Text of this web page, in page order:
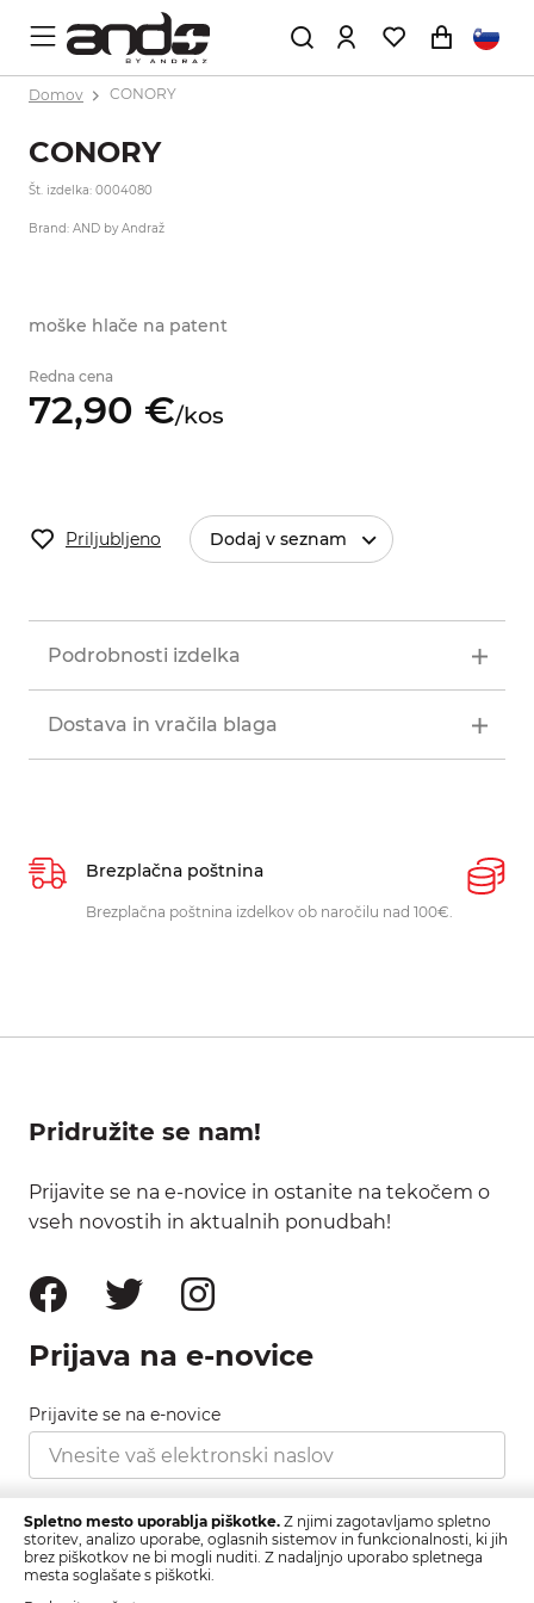
Domov CONORY
CONORY
Št. izdelka: 0004080
Brand: AND by Andraž
moške hlače na patent
Redna cena
72,90 €/kos
Priljubljeno Dodaj v seznam
Podrobnosti izdelka
Dostava in vračila blaga
Brezplačna poštnina
Brezplačna poštnina izdelkov ob naročilu nad 100€.
Pridružite se nam!
Prijavite se na e-novice in ostanite na tekočem o
vseh novostih in aktualnih ponudbah!
Prijava na e-novice
Prijavite se na e-novice
Strinjam se s pravilnikom zasebnosti, ki ga najdete
tukaj.
Spletno mesto uporablja piškotke. Z njimi zagotavljamo spletno
storitev, analizo uporabe, oglasnih sistemov in funkcionalnosti, ki jih
brez piškotkov ne bi mogli nuditi. Z nadaljnjo uporabo spletnega
mesta soglašate s piškotki.